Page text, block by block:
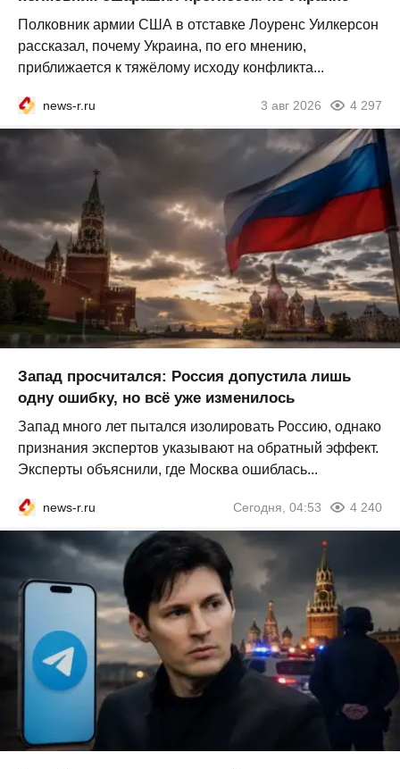
Полковник армии США в отставке Лоуренс Уилкерсон
рассказал, почему Украина, по его мнению,
приближается к тяжёлому исходу конфликта...
news-r.ru 3 авг 2026 4 297
Запад просчитался: Россия допустила лишь
одну ошибку, но всё уже изменилось
Запад много лет пытался изолировать Россию, однако
признания экспертов указывают на обратный эффект.
Эксперты объяснили, где Москва ошиблась...
news-r.ru Сегодня, 04:53 4 240